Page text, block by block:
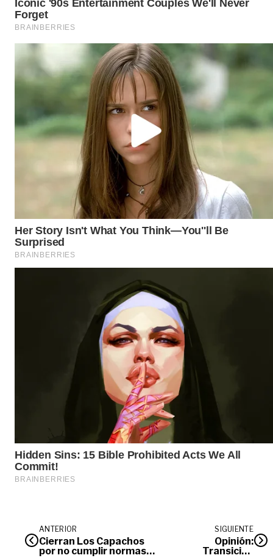
ANTERIOR
Cierran Los Capachos
por no cumplir normas
SIGUIENTE
Opinión:
Transición